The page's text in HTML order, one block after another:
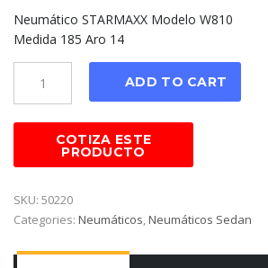
Neumático STARMAXX Modelo W810
Medida 185 Aro 14
ADD TO CART
SKU: 50220
Categories: Neumáticos,Neumáticos Sedan